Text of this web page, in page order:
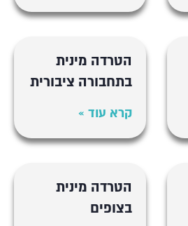
הטרדה מינית
בתחבורה ציבורית
קרא עוד »
הטרדה מינית
בצופים